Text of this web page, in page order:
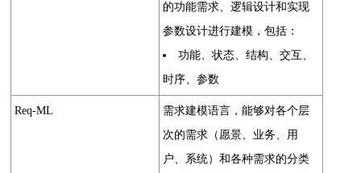
的功能需求、逻辑设计和实现
参数设计进行建模，包括：
功能、状态、结构、交互、
时序、参数
Req-ML
需求建模语言，能够对各个层
次的需求（愿景、业务、用
户、系统）和各种需求的分类